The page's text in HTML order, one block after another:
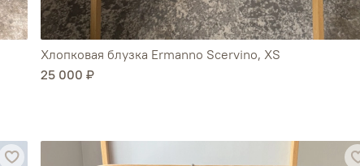
Хлопковая блузка Ermanno Scervino, XS
25 000 ₽